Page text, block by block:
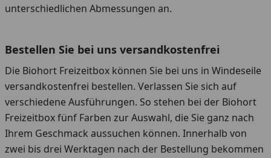
unterschiedlichen Abmessungen an.
Bestellen Sie bei uns versandkostenfrei
Die Biohort Freizeitbox können Sie bei uns in Windeseile
versandkostenfrei bestellen. Verlassen Sie sich auf
verschiedene Ausführungen. So stehen bei der Biohort
Freizeitbox fünf Farben zur Auswahl, die Sie ganz nach
Ihrem Geschmack aussuchen können. Innerhalb von
zwei bis drei Werktagen nach der Bestellung bekommen